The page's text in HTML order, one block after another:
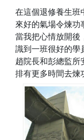
在這個退修養生班
來好的氣場令煉功
當我把心情放開後
識到一班很好的學
趙院長和彭總監所
排有更多時間去煉